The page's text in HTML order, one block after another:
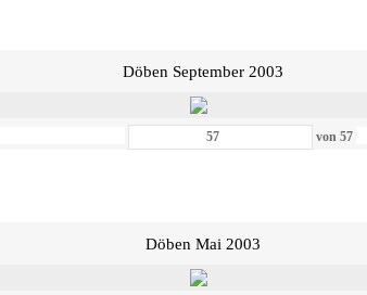
Döben September 2003
von57
Döben Mai 2003